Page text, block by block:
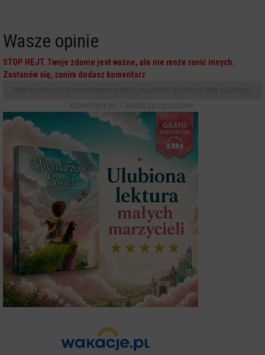
Wasze opinie
STOP HEJT. Twoje zdanie jest ważne, ale nie może ranić innych.
Zastanów się, zanim dodasz komentarz
Komentarze po 7 dniach są czyszczone.